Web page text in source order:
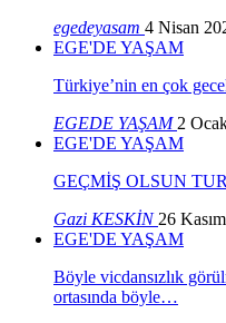
egedeyasam 4 Nisan
EGE'DE YAŞAM
Türkiye’nin en çok
EGEDE YAŞAM 2
EGE'DE YAŞAM
GEÇMİŞ OLSUN
Gazi KESKİN 26
EGE'DE YAŞAM
Böyle vicdansızlık
ortasında böyle…